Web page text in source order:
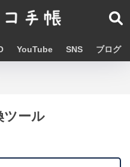
YouTube SNS ブログ
ツール